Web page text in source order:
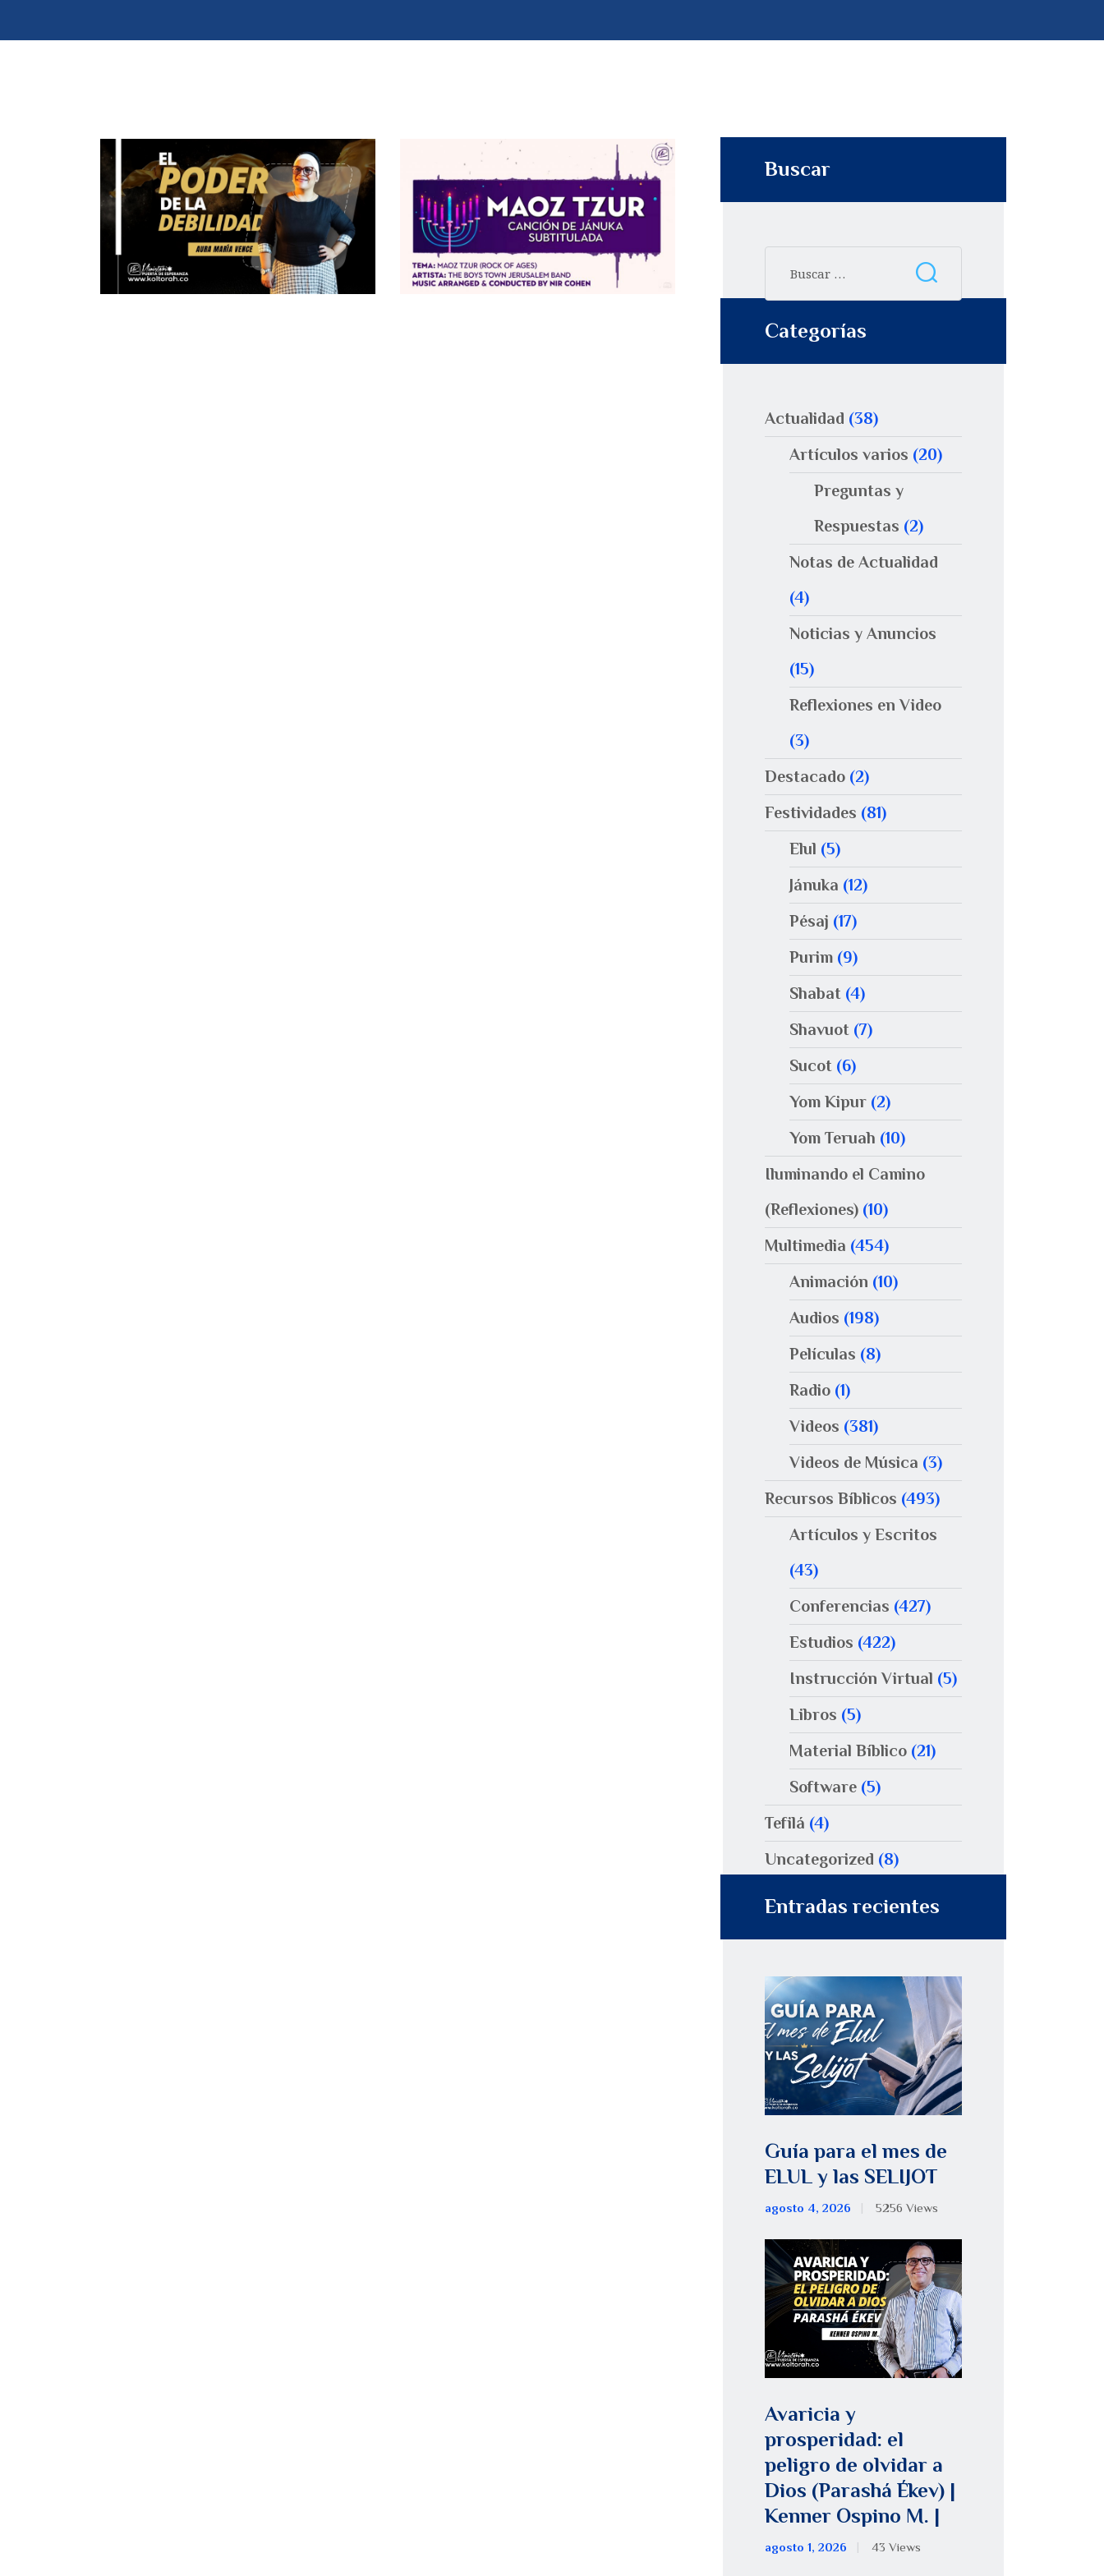
Buscar
Categorías
Actualidad (38)
Artículos varios (20)
Preguntas y
Respuestas (2)
Notas de Actualidad
(4)
Noticias y Anuncios
(15)
Reflexiones en Video
(3)
Destacado (2)
Festividades (81)
Elul (5)
Jánuka (12)
Pésaj (17)
Purim (9)
Shabat (4)
Shavuot (7)
Sucot (6)
Yom Kipur (2)
Yom Teruah (10)
Iluminando el Camino
(Reflexiones) (10)
Multimedia (454)
Animación (10)
Audios (198)
Películas (8)
Radio (1)
Videos (381)
Videos de Música (3)
Recursos Bíblicos (493)
Artículos y Escritos
(43)
Conferencias (427)
Estudios (422)
Instrucción Virtual (5)
Libros (5)
Material Bíblico (21)
Software (5)
Tefilá (4)
Uncategorized (8)
Entradas recientes
Guía para el mes de
ELUL y las SELIJOT
agosto 4, 2026 5256 Views
Avaricia y
prosperidad: el
peligro de olvidar a
Dios (Parashá Ékev) |
Kenner Ospino M. |
agosto 1, 2026 43 Views
i